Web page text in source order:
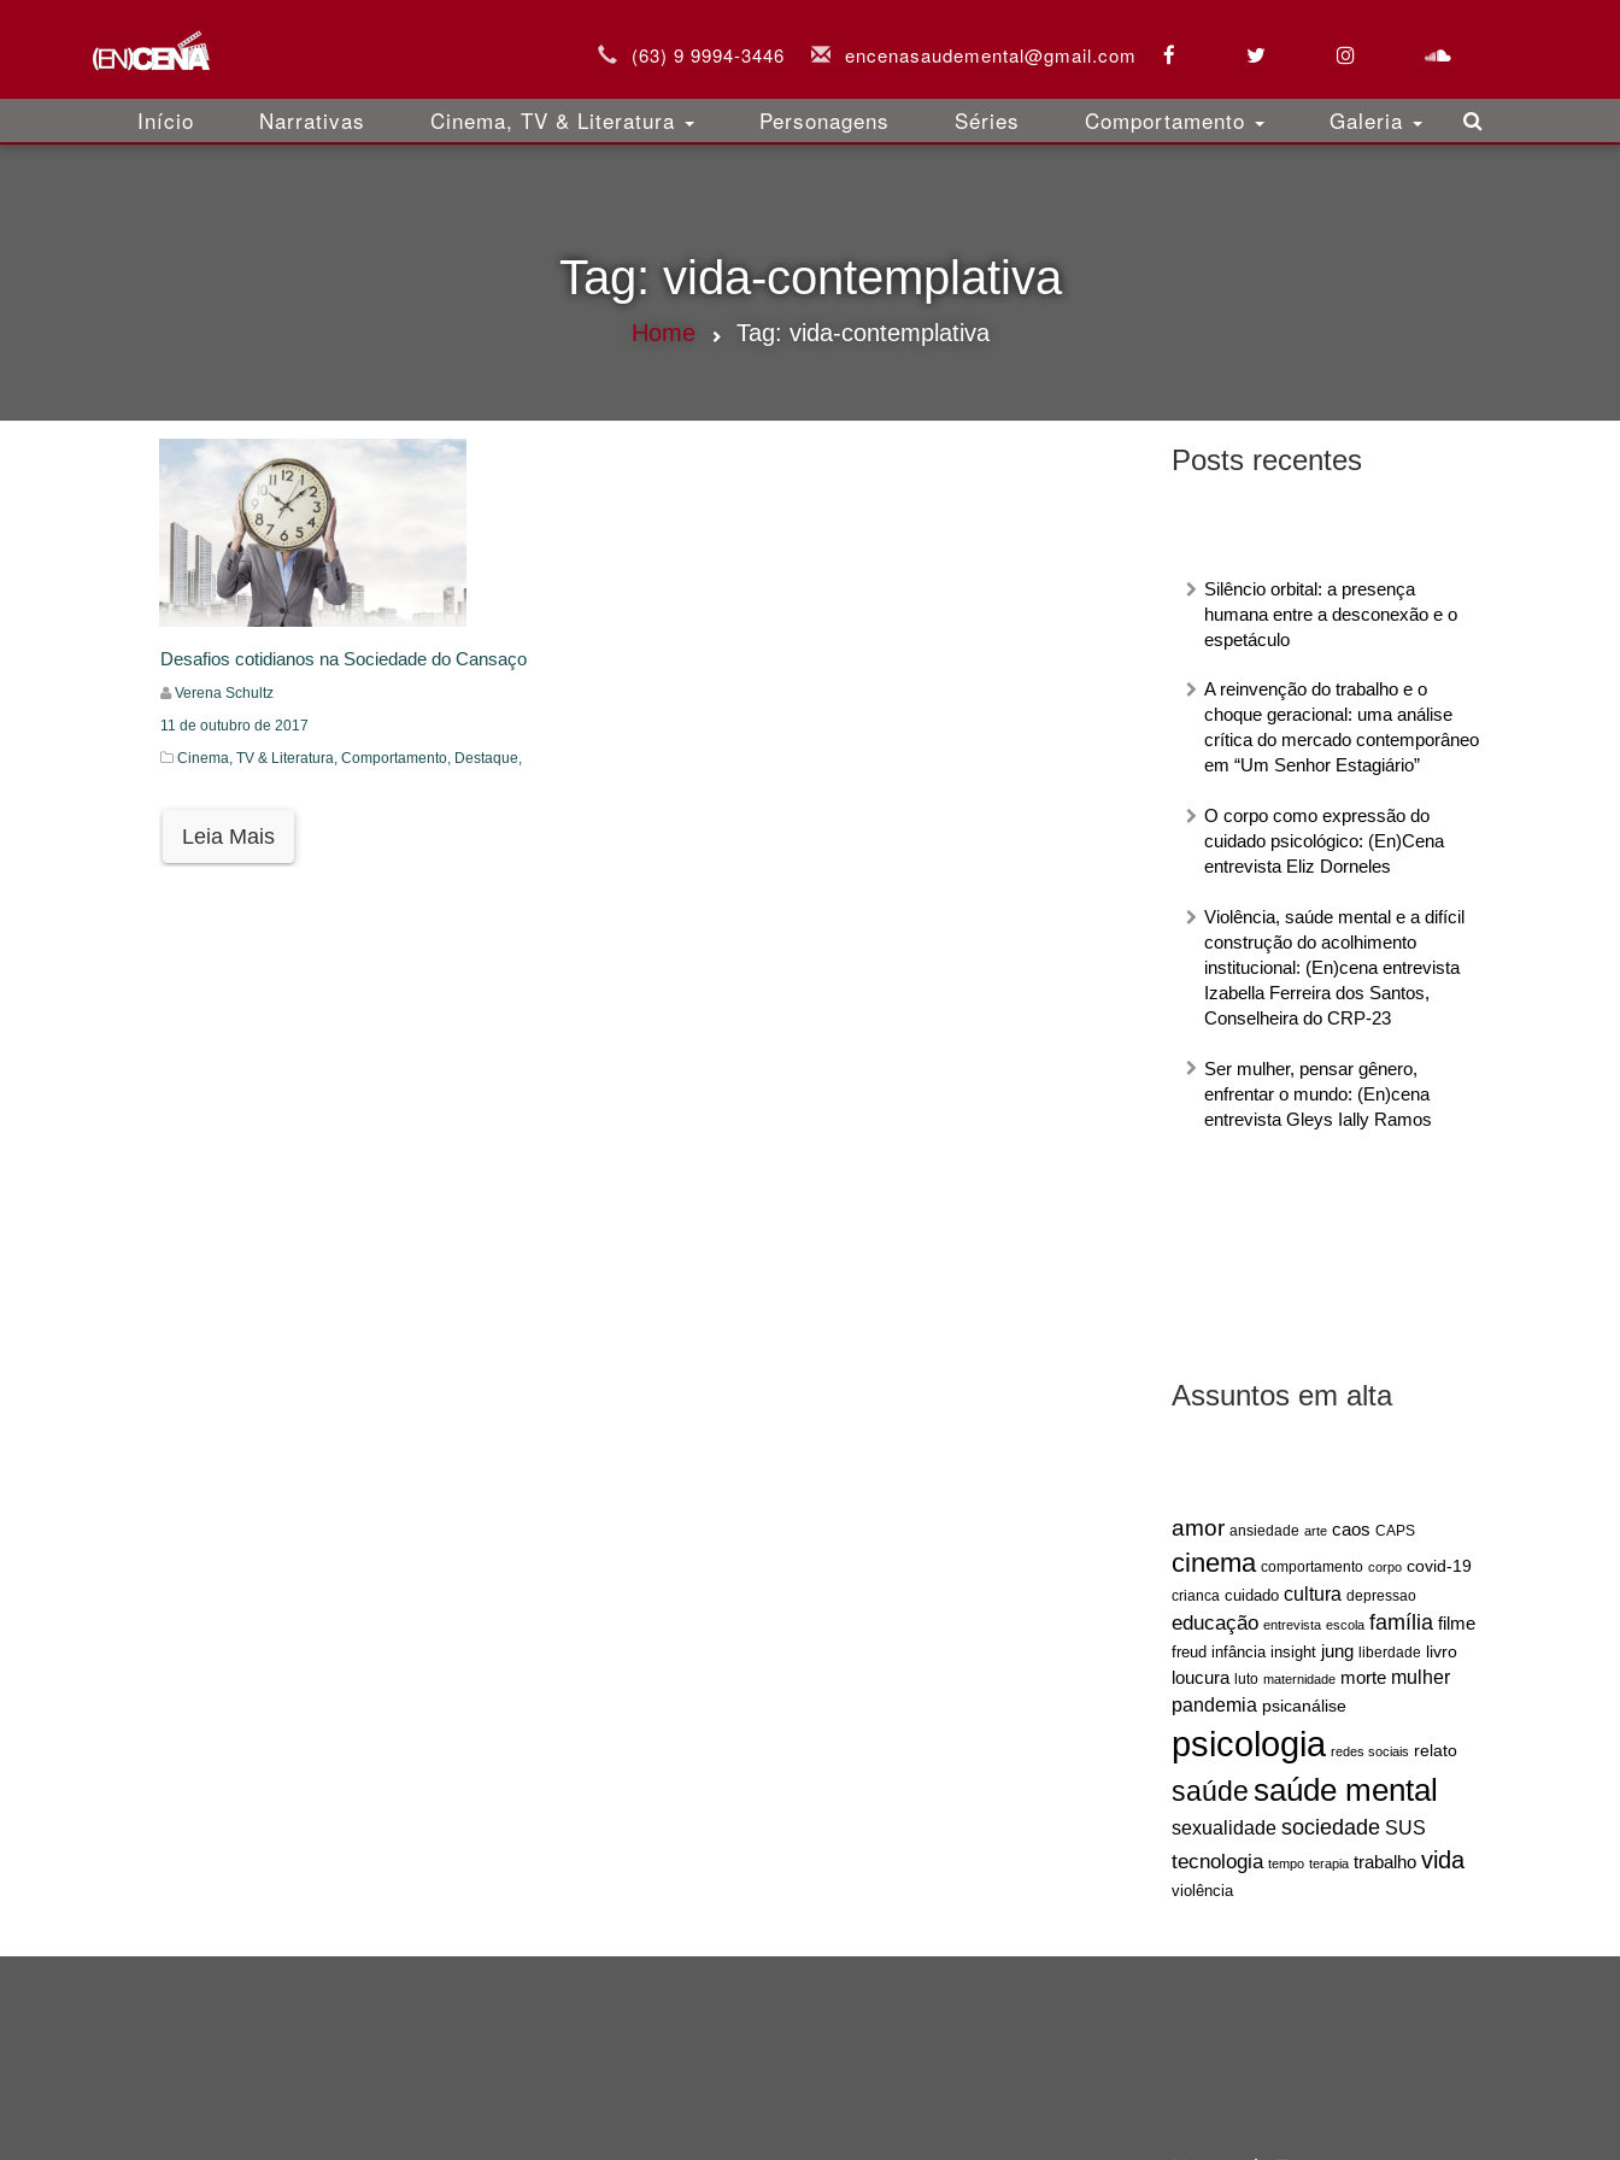
(63) 9 9994-3446 encenasaudemental@gmail.com
Início Narrativas Cinema, TV & Literatura Personagens Séries Comportamento Galeria
Tag: vida-contemplativa
Home Tag: vida-contemplativa
Posts recentes
Silêncio orbital: a presença
humana entre a desconexão e o
espetáculo
A reinvenção do trabalho e o
choque geracional: uma análise
crítica do mercado contemporâneo
em “Um Senhor Estagiário”
O corpo como expressão do
cuidado psicológico: (En)Cena
entrevista Eliz Dorneles
Violência, saúde mental e a difícil
construção do acolhimento
institucional: (En)cena entrevista
Izabella Ferreira dos Santos,
Conselheira do CRP-23
Ser mulher, pensar gênero,
enfrentar o mundo: (En)cena
entrevista Gleys Ially Ramos
Assuntos em alta
amor ansiedade arte caos CAPS
cinema comportamento corpo covid-19
crianca cuidado cultura depressao
educação entrevista escola família filme
freud infância insight jung liberdade livro
loucura luto maternidade morte mulher
pandemia psicanálise
psicologia redes sociais relato
saúdesaúde mental
sexualidade sociedade SUS
tecnologia tempo terapia trabalho vida
violência
Desafios cotidianos na Sociedade do Cansaço
Verena Schultz
11 de outubro de 2017
Cinema, TV & Literatura, Comportamento, Destaque,
Leia Mais